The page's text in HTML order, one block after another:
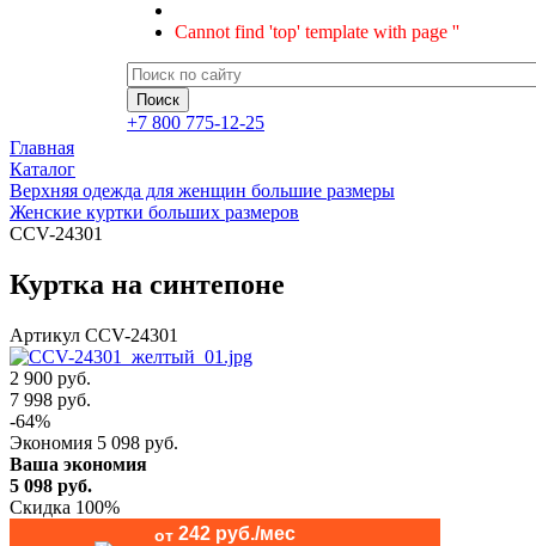
Cannot find 'top' template with page ''
+7 800 775-12-25
Главная
Каталог
Верхняя одежда для женщин большие размеры
Женские куртки больших размеров
CCV-24301
Куртка на синтепоне
Артикул CCV-24301
2 900 руб.
7 998 руб.
-64%
Экономия 5 098 руб.
Ваша экономия
5 098 руб.
Скидка 100%
от 242 руб./мес